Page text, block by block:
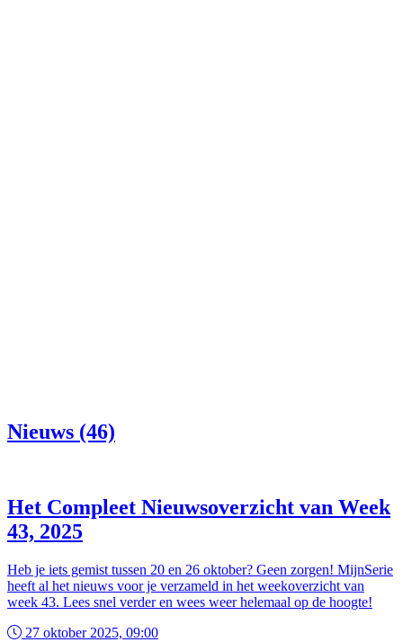
Nieuws (46)
Het Compleet Nieuwsoverzicht van Week
43, 2025
Heb je iets gemist tussen 20 en 26 oktober? Geen zorgen! MijnSerie
heeft al het nieuws voor je verzameld in het weekoverzicht van
week 43. Lees snel verder en wees weer helemaal op de hoogte!
27 oktober 2025, 09:00